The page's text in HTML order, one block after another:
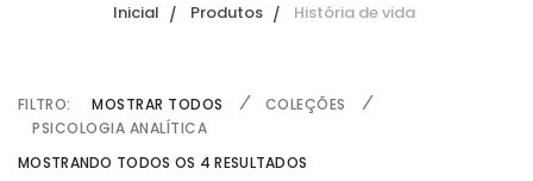
Inicial Produtos História de vida
FILTRO: MOSTRAR TODOS
COLEÇÕES
PSICOLOGIA ANALÍTICA
MOSTRANDO TODOS OS 4 RESULTADOS